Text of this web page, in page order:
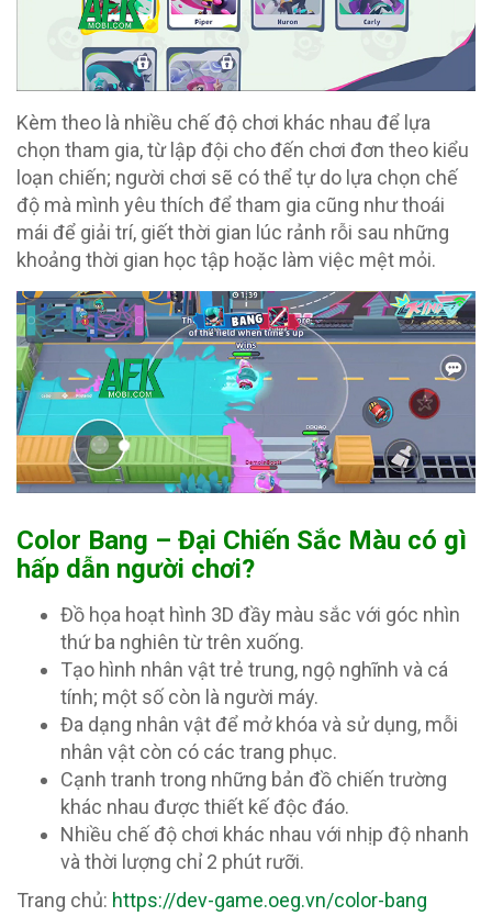
Kèm theo là nhiều chế độ chơi khác nhau để lựa
chọn tham gia, từ lập đội cho đến chơi đơn theo kiểu
loạn chiến; người chơi sẽ có thể tự do lựa chọn chế
độ mà mình yêu thích để tham gia cũng như thoái
mái để giải trí, giết thời gian lúc rảnh rỗi sau những
khoảng thời gian học tập hoặc làm việc mệt mỏi.
Color Bang – Đại Chiến Sắc Màu có gì
hấp dẫn người chơi?
Đồ họa hoạt hình 3D đầy màu sắc với góc nhìn
thứ ba nghiên từ trên xuống.
Tạo hình nhân vật trẻ trung, ngộ nghĩnh và cá
tính; một số còn là người máy.
Đa dạng nhân vật để mở khóa và sử dụng, mỗi
nhân vật còn có các trang phục.
Cạnh tranh trong những bản đồ chiến trường
khác nhau được thiết kế độc đáo.
Nhiều chế độ chơi khác nhau với nhịp độ nhanh
và thời lượng chỉ 2 phút rưỡi.
Trang chủ: https://dev-game.oeg.vn/color-bang